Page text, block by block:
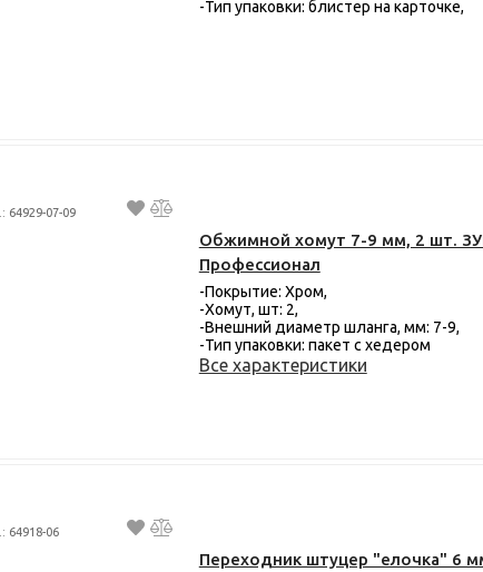
-Тип упаковки: блистер на карточке,
64929-07-09
Обжимной хомут 7-9 мм, 2 шт.
Профессионал
-Покрытие: Хром,
-Хомут, шт: 2,
-Внешний диаметр шланга, мм: 7-9,
-Тип упаковки: пакет с хедером
Все характеристики
64918-06
Переходник штуцер "елочка" 6